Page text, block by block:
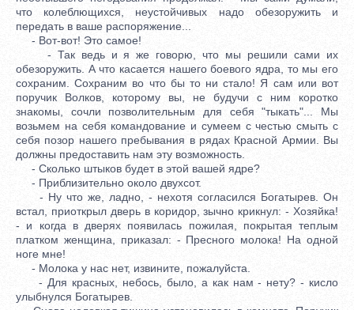
что колеблющихся, неустойчивых надо обезоружить и
передать в ваше распоряжение...
- Вот-вот! Это самое!
- Так ведь и я же говорю, что мы решили сами их
обезоружить. А что касается нашего боевого ядра, то мы его
сохраним. Сохраним во что бы то ни стало! Я сам или вот
поручик Волков, которому вы, не будучи с ним коротко
знакомы, сочли позволительным для себя "тыкать"... Мы
возьмем на себя командование и сумеем с честью смыть с
себя позор нашего пребывания в рядах Красной Армии. Вы
должны предоставить нам эту возможность.
- Сколько штыков будет в этой вашей ядре?
- Приблизительно около двухсот.
- Ну что же, ладно, - нехотя согласился Богатырев. Он
встал, приоткрыл дверь в коридор, зычно крикнул: - Хозяйка!
- и когда в дверях появилась пожилая, покрытая теплым
платком женщина, приказал: - Пресного молока! На одной
ноге мне!
- Молока у нас нет, извините, пожалуйста.
- Для красных, небось, было, а как нам - нету? - кисло
улыбнулся Богатырев.